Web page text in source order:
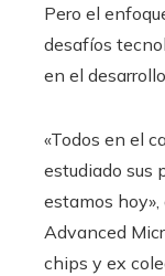
Pero el
desafíos
en el
«Todos en el
estudiado sus
estamos hoy»,
Advanced
chips y ex